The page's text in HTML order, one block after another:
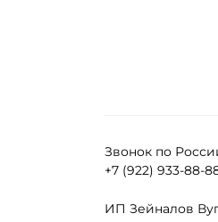
Звонок по
+7 (922) 933-88-
ИП Зейналов